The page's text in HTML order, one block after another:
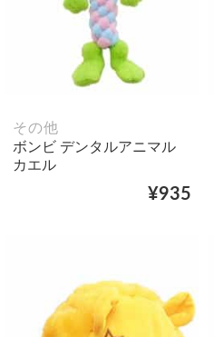
その他
ボンビ デンタルアニマル
カエル
¥935